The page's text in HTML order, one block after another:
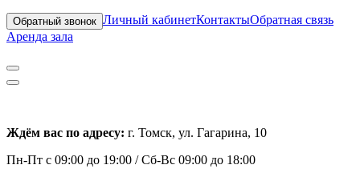
Обратный звонок Личный кабинетКонтактыОбратная связь
Аренда зала
Ждём вас по адресу: г. Томск, ул. Гагарина, 10
Пн-Пт с 09:00 до 19:00 /Сб-Вс 09:00 до 18:00